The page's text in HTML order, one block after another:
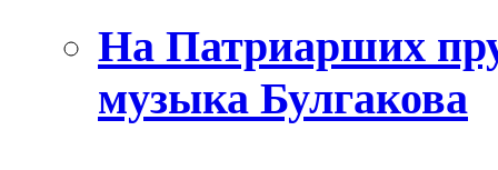
На Патриарших
музыка Булгакова